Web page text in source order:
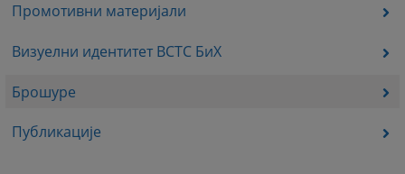
Промотивни материјали
Визуелни идентитет ВСТС БиХ
Брошуре
Публикације